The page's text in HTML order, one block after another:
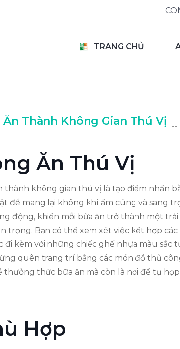
TRANG CHỦ
Thành Không Gian Thú Vị --
Ăn Thú Vị
không gian thú vị là tạo điểm nhấn
để mang lại không khí ấm cúng và sang
động, khiến mỗi bữa ăn trở thành một
trọng. Bạn có thể xem xét việc kết hợp
kèm với những chiếc ghế nhựa màu sắc
quên trang trí bằng các món đồ thủ
thức bữa ăn mà còn là nơi để tụ
Hợp